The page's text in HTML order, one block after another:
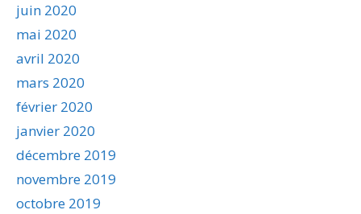
juin 2020
mai 2020
avril 2020
mars 2020
février 2020
janvier 2020
décembre 2019
novembre 2019
octobre 2019